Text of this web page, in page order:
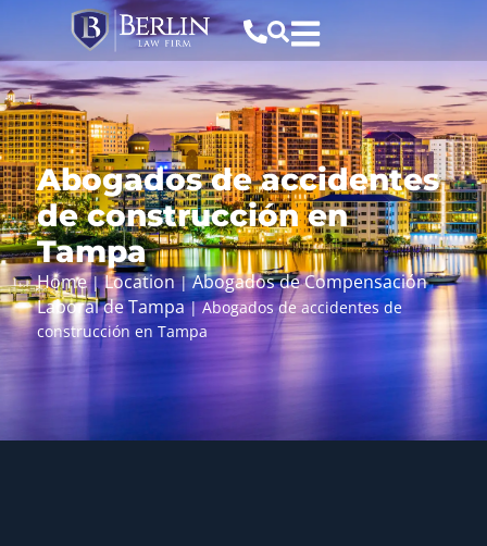
Abogados de accidentes
de construcción en
Tampa
Home|Location|Abogados de Compensación
Laboral de Tampa|Abogados de accidentes de
construcción en Tampa